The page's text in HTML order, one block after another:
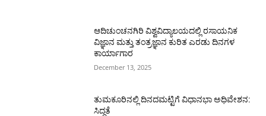
ಆದಿಚುಂಚನಗಿರಿ ವಿಶ್ವವಿದ್ಯಾಲಯದಲ್ಲಿ ರಸಾಯನಿಕ
ವಿಜ್ಞಾನ ಮತ್ತು ತಂತ್ರಜ್ಞಾನ ಕುರಿತ ಎರಡು ದಿನಗಳ
ಕಾರ್ಯಾಗಾರ
December 13, 2025
ತುಮಕೂರಿನಲ್ಲಿ ದಿನದಮಟ್ಟಿಗೆ ವಿಧಾನಭಾ ಅಧಿವೇಶನ:
ಸಿದ್ಧತೆ